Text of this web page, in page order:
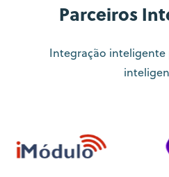
Parceiros
Integração